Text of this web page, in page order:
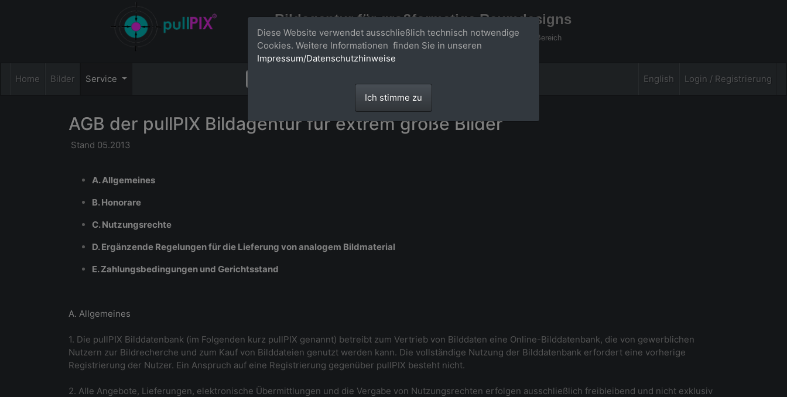
Bildagentur für großformatige Raumdesigns
Großformatige Bilder - über 100 Meter große 'largeformat' Fotos im Gigapixel Bereich
Home Bilder Service English Login / Registrierung
AGB der pullPIX Bildagentur für extrem große Bilder
Stand 05.2013
A. Allgemeines
B. Honorare
C. Nutzungsrechte
D. Ergänzende Regelungen für die Lieferung von analogem Bildmaterial
E. Zahlungsbedingungen und Gerichtsstand
A. Allgemeines
1. Die pullPIX Bilddatenbank (im Folgenden kurz pullPIX genannt) betreibt zum Vertrieb von Bilddaten eine Online-Bilddatenbank, die von gewerblichen
Nutzern zur Bildrecherche und zum Kauf von Bilddateien genutzt werden kann. Die vollständige Nutzung der Bilddatenbank erfordert eine vorherige
Registrierung der Nutzer. Ein Anspruch auf eine Registrierung gegenüber pullPIX besteht nicht.
2. Alle Angebote, Lieferungen, elektronische Übermittlungen und die Vergabe von Nutzungsrechten erfolgen ausschließlich freibleibend und nicht exklusiv
Diese Website verwendet ausschließlich technisch notwendige
Cookies. Weitere Informationen finden Sie in unseren
Impressum/Datenschutzhinweise
Ich stimme zu